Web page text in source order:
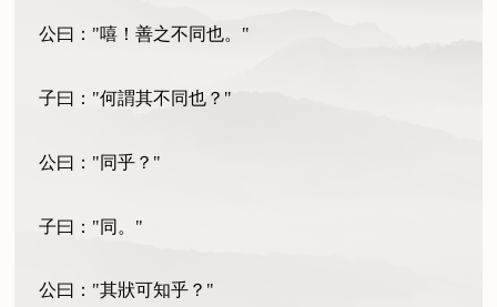
公曰："嘻！善之不同也。"
子曰："何謂其不同也？"
公曰："同乎？"
子曰："同。"
公曰："其狀可知乎？"